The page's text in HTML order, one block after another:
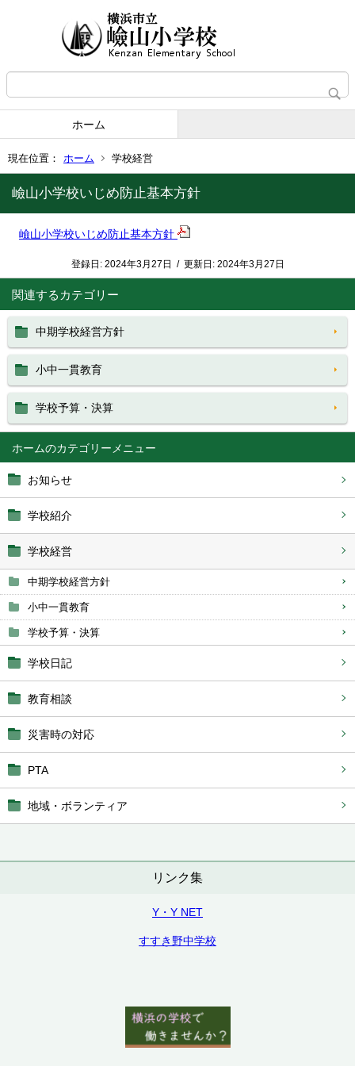
ホーム
現在位置： ホーム 学校経営
ホーム
お知らせ
学校紹介
学校経営
中期学校経営方針
小中一貫教育
学校予算・決算
学校日記
教育相談
災害時の対応
PTA
地域・ボランティア
リンク集
Y・Y NET
すすき野中学校
嶮山小学校いじめ防止基本方針
嶮山小学校いじめ防止基本方針
登録日: 2024年3月27日 / 更新日: 2024年3月27日
関連するカテゴリー
中期学校経営方針
小中一貫教育
学校予算・決算